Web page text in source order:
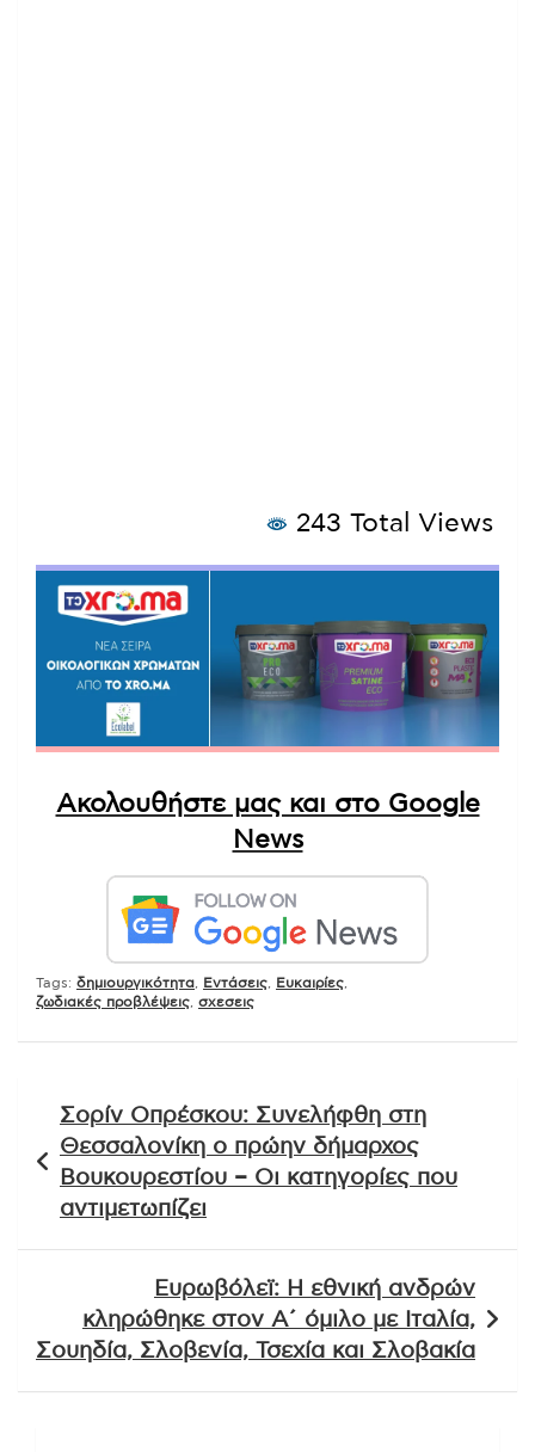
243 Total Views
Ακολουθήστε μας και στο Google
News
Tags: δημιουργικότητα Εντάσεις Ευκαιρίες
ζωδιακές προβλέψεις σχεσεις
άρθρων
Σορίν Οπρέσκου: Συνελήφθη στη
Θεσσαλονίκη ο πρώην δήμαρχος
Βουκουρεστίου – Οι κατηγορίες που
αντιμετωπίζει
Ευρωβόλεϊ: Η εθνική ανδρών
κληρώθηκε στον Α΄ όμιλο με Ιταλία,
Σουηδία, Σλοβενία, Τσεχία και Σλοβακία